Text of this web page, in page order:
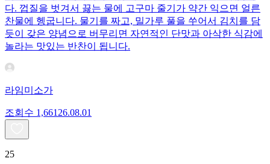
다. 껍질을 벗겨서 끓는 물에 고구마 줄기가 약간 익으면 얼른
찬물에 헹굽니다. 물기를 짜고, 밀가루 풀을 쑤어서 김치를 담
듯이 갖은 양념으로 버무리면 자연적인 단맛과 아삭한 식감에
놀라는 맛있는 반찬이 됩니다.
라임미소가
조회수 1,661 26.08.01
25